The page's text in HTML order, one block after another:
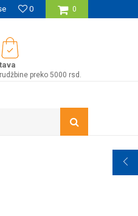
PORUDŽBINE! 0
0
preko 5000 rsd.